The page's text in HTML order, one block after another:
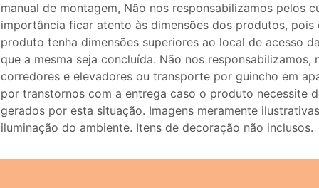
manual de montagem, Não nos responsabilizamos pelos
importância ficar atento às dimensões dos produtos,
produto tenha dimensões superiores ao local de acesso
que a mesma seja concluída. Não nos
corredores e elevadores ou transporte por guincho em
por transtornos com a entrega caso o produto necessite
gerados por esta situação. Imagens meramente
iluminação do ambiente. Itens de decoração não inclusos.